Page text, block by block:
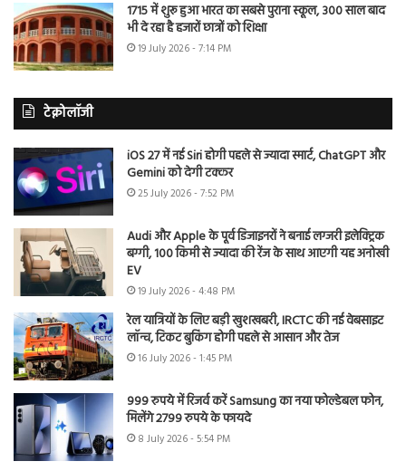
1715 में शुरू हुआ भारत का सबसे पुराना स्कूल, 300 साल बाद
भी दे रहा है हजारों छात्रों को शिक्षा
19 July 2026 - 7:14 PM
टेक्नोलॉजी
iOS 27 में नई Siri होगी पहले से ज्यादा स्मार्ट, ChatGPT और
Gemini को देगी टक्कर
25 July 2026 - 7:52 PM
Audi और Apple के पूर्व डिजाइनरों ने बनाई लग्जरी इलेक्ट्रिक
बग्गी, 100 किमी से ज्यादा की रेंज के साथ आएगी यह अनोखी
EV
19 July 2026 - 4:48 PM
रेल यात्रियों के लिए बड़ी खुशखबरी, IRCTC की नई वेबसाइट
लॉन्च, टिकट बुकिंग होगी पहले से आसान और तेज
16 July 2026 - 1:45 PM
999 रुपये में रिजर्व करें Samsung का नया फोल्डेबल फोन,
मिलेंगे 2799 रुपये के फायदे
8 July 2026 - 5:54 PM